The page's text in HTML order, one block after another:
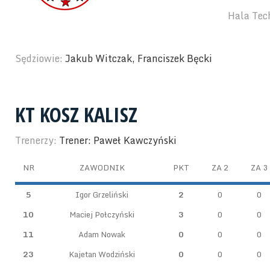
Hala
Sędziowie: Jakub Witczak, Franciszek Bęcki
KT KOSZ KALISZ
Trenerzy: Trener: Paweł Kawczyński
NR ZAWODNIK PKT ZA 2 ZA 3
5 Igor Grzeliński 2 0
0
10
Maciej Połczyński 3 0
0
11
Adam Nowak 0 0
0
23
Kajetan Wodziński 0 0
0